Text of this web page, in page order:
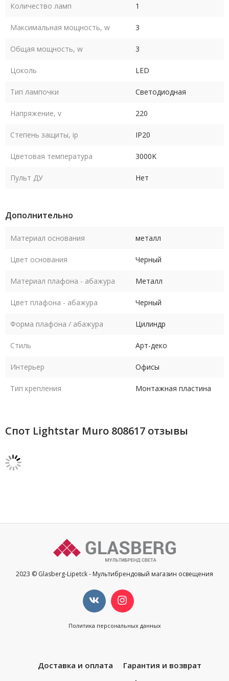
Количество ламп 1
Максимальная мощность, w 3
Общая мощность, w 3
Цоколь LED
Тип лампочки Светодиодная
Напряжение, v 220
Степень защиты, ip IP20
Цветовая температура 3000K
Пульт ДУ Нет
Дополнительно
Материал основания металл
Цвет основания Черный
Материал плафона - абажура Металл
Цвет плафона - абажура Черный
Форма плафона / абажура Цилиндр
Стиль Арт-деко
Интерьер Офисы
Тип крепления Монтажная пластина
Спот Lightstar Muro 808617 отзывы
2023 © Glasberg-Lipetck - Мультибрендовый магазин освещения
Политика персональных данных
Доставка и оплата
Гарантия и возврат